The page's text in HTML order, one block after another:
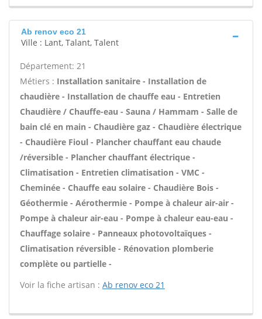
Ab renov eco 21
Ville : Lant, Talant, Talent
Département: 21
Métiers : Installation sanitaire - Installation de
chaudière - Installation de chauffe eau - Entretien
Chaudière / Chauffe-eau - Sauna / Hammam - Salle de
bain clé en main - Chaudière gaz - Chaudière électrique
- Chaudière Fioul - Plancher chauffant eau chaude
/réversible - Plancher chauffant électrique -
Climatisation - Entretien climatisation - VMC -
Cheminée - Chauffe eau solaire - Chaudière Bois -
Géothermie - Aérothermie - Pompe à chaleur air-air -
Pompe à chaleur air-eau - Pompe à chaleur eau-eau -
Chauffage solaire - Panneaux photovoltaïques -
Climatisation réversible - Rénovation plomberie
complète ou partielle -
Voir la fiche artisan : Ab renov eco 21